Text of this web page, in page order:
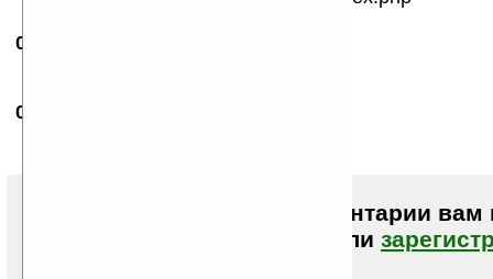
02.01.2008
02.01.2008
Чтобы писать комментарии вам
или